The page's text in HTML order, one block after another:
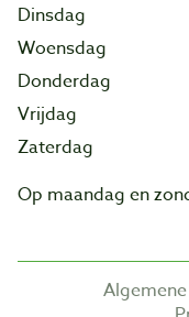
Dinsdag
Woensdag
Donderdag
Vrijdag
Zaterdag
Op maandag en